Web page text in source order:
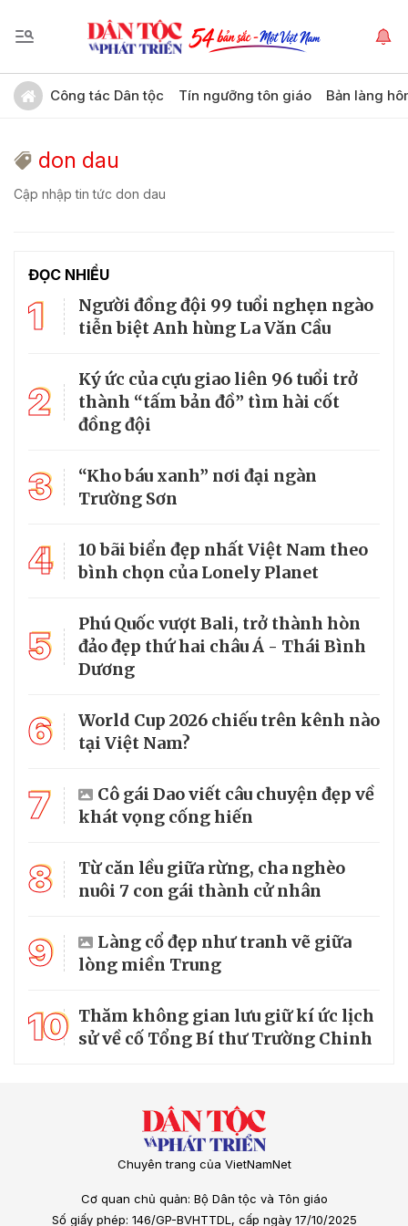
Công tác Dân tộc Tín ngưỡng tôn giáo Bản làng
don dau
Cập nhập tin tức don dau
ĐỌC NHIỀU
1
Người đồng đội 99 tuổi nghẹn ngào
tiễn biệt Anh hùng La Văn Cầu
2
Ký ức của cựu giao liên 96 tuổi trở
thành “tấm bản đồ” tìm hài cốt
đồng đội
3
“Kho báu xanh” nơi đại ngàn
Trường Sơn
4
10 bãi biển đẹp nhất Việt Nam theo
bình chọn của Lonely Planet
5
Phú Quốc vượt Bali, trở thành hòn
đảo đẹp thứ hai châu Á - Thái Bình
Dương
6
World Cup 2026 chiếu trên kênh nào
tại Việt Nam?
7
Cô gái Dao viết câu chuyện đẹp về
khát vọng cống hiến
8
Từ căn lều giữa rừng, cha nghèo
nuôi 7 con gái thành cử nhân
9
Làng cổ đẹp như tranh vẽ giữa
lòng miền Trung
10 Thăm không gian lưu giữ kí ức lịch
sử về cố Tổng Bí thư Trường Chinh
Chuyên trang của VietNamNet
Cơ quan chủ quản: Bộ Dân tộc và Tôn giáo
Số giấy phép: 146/GP-BVHTTDL, cấp ngày 17/10/2025